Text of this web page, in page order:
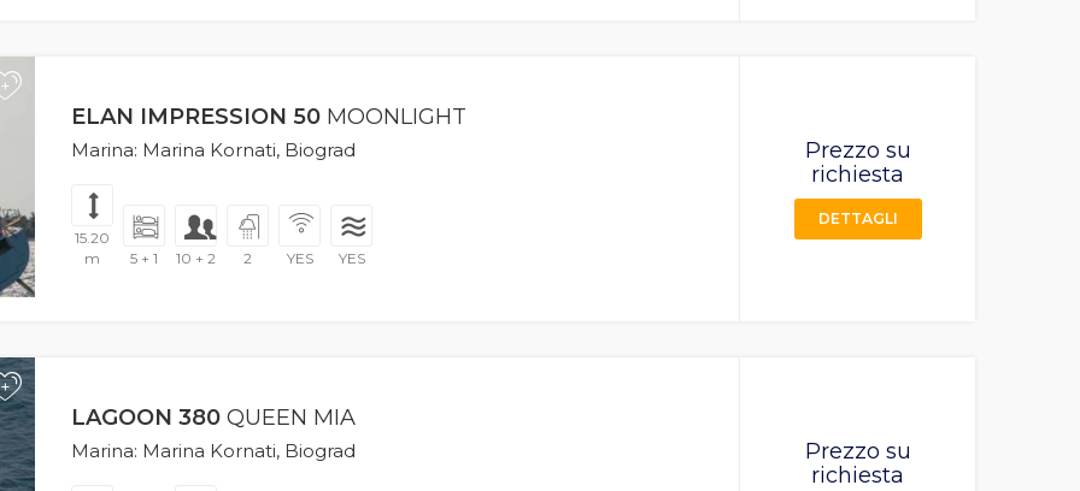
+
ELAN IMPRESSION 50 MOONLIGHT
Marina: Marina Kornati, Biograd
15.20
m
5 + 1 10 + 2 2 YES YES
Prezzo su
richiesta
DETTAGLI
+
LAGOON 380 QUEEN MIA
Marina: Marina Kornati, Biograd
Prezzo su
richiesta